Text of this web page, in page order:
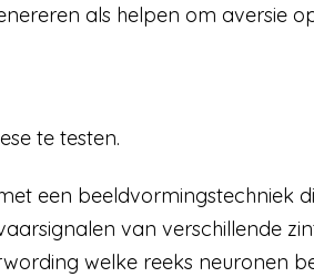
als helpen om aversie
te testen.
een beeldvormingstechniek
van verschillende
welke reeks neuronen